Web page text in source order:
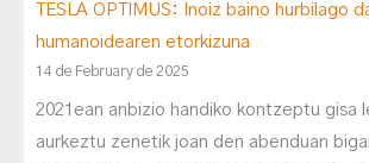
TESLA OPTIMUS: Inoiz baino hurbilago
humanoidearen etorkizuna
14 de February de 2025
2021ean anbizio handiko kontzeptu gisa
aurkeztu zenetik joan den abenduan